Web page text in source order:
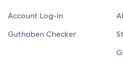
Account Log-in
Guthaben Checker